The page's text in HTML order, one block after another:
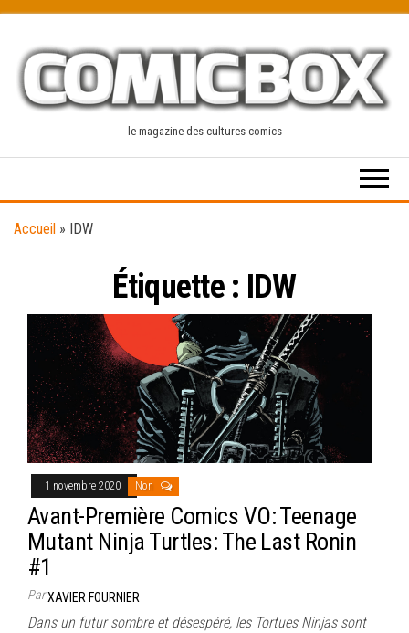
content
le magazine des cultures comics
Accueil » IDW
Étiquette : IDW
1 novembre 2020 Non
Avant-Première Comics VO: Teenage
Mutant Ninja Turtles: The Last Ronin
#1
ParXAVIER FOURNIER
Dans un futur sombre et désespéré, les Tortues Ninjas sont